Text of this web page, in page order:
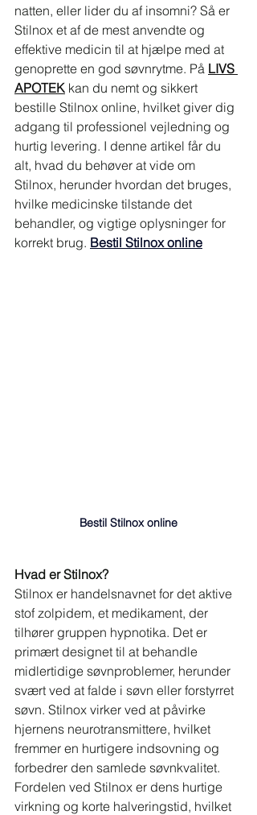
natten, eller lider du af insomni? Så er
Stilnox et af de mest anvendte og
effektive medicin til at hjælpe med at
genoprette en god søvnrytme. På LIVS
APOTEK kan du nemt og sikkert
bestille Stilnox online, hvilket giver dig
adgang til professionel vejledning og
hurtig levering. I denne artikel får du
alt, hvad du behøver at vide om
Stilnox, herunder hvordan det bruges,
hvilke medicinske tilstande det
behandler, og vigtige oplysninger for
korrekt brug. Bestil Stilnox online
Bestil Stilnox online
Hvad er Stilnox?
Stilnox er handelsnavnet for det aktive
stof zolpidem, et medikament, der
tilhører gruppen hypnotika. Det er
primært designet til at behandle
midlertidige søvnproblemer, herunder
svært ved at falde i søvn eller forstyrret
søvn. Stilnox virker ved at påvirke
hjernens neurotransmittere, hvilket
fremmer en hurtigere indsovning og
forbedrer den samlede søvnkvalitet.
Fordelen ved Stilnox er dens hurtige
virkning og korte halveringstid, hvilket